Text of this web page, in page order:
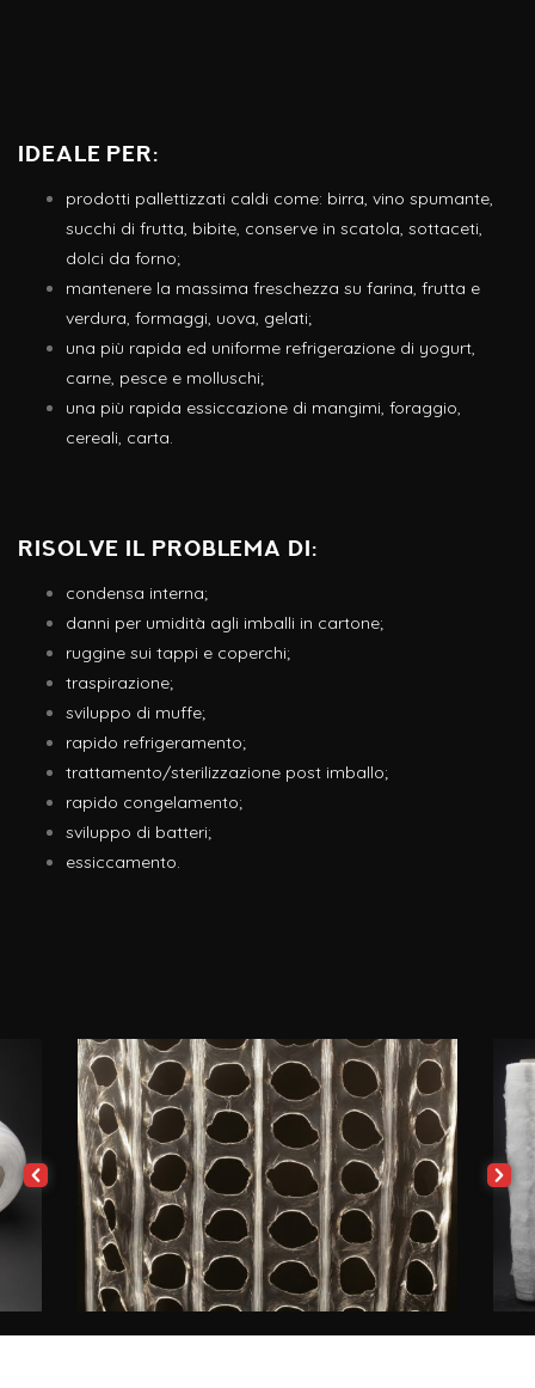
Ideale per:
prodotti pallettizzati caldi come: birra, vino spumante,
succhi di frutta, bibite, conserve in scatola, sottaceti,
dolci da forno;
mantenere la massima freschezza su farina, frutta e
verdura, formaggi, uova, gelati;
una più rapida ed uniforme refrigerazione di yogurt,
carne, pesce e molluschi;
una più rapida essiccazione di mangimi, foraggio,
cereali, carta.
Risolve il problema di:
condensa interna;
danni per umidità agli imballi in cartone;
ruggine sui tappi e coperchi;
traspirazione;
sviluppo di muffe;
rapido refrigeramento;
trattamento/sterilizzazione post imballo;
rapido congelamento;
sviluppo di batteri;
essiccamento.